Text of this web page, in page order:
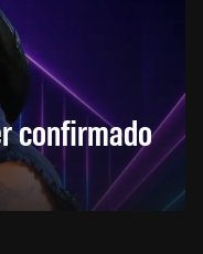
confirmado